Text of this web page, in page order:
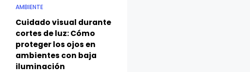
AMBIENTE
Cuidado visual durante
cortes de luz: Cómo
proteger los ojos en
ambientes con baja
iluminación